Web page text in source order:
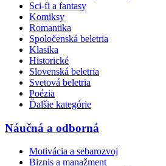
Sci-fi a fantasy
Komiksy
Romantika
Spoločenská beletria
Klasika
Historické
Slovenská beletria
Svetová beletria
Poézia
Ďalšie kategórie
Náučná a odborná
Motivácia a sebarozvoj
Biznis a manažment